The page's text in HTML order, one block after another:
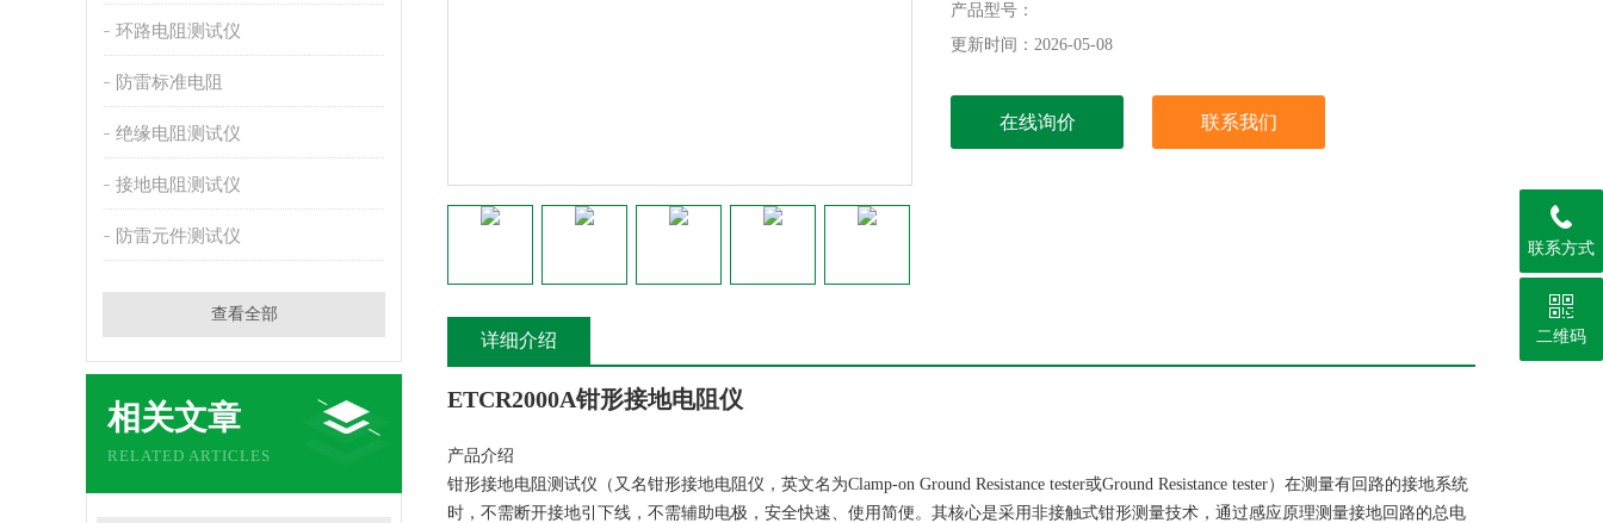
环路电阻测试仪
防雷标准电阻
绝缘电阻测试仪
接地电阻测试仪
防雷元件测试仪
查看全部
相关文章
RELATED ARTICLES
产品型号：
更新时间：2026-05-08
在线询价 联系我们
详细介绍
ETCR2000A钳形接地电阻仪
产品介绍
钳形接地电阻测试仪（又名钳形接地电阻仪，英文名为Clamp-on Ground Resistance tester或Ground Resistance tester）在测量有回路的接地系统
时，不需断开接地引下线，不需辅助电极，安全快速、使用简便。其核心是采用非接触式钳形测量技术，通过感应原理测量接地回路的总电
联系方式
二维码